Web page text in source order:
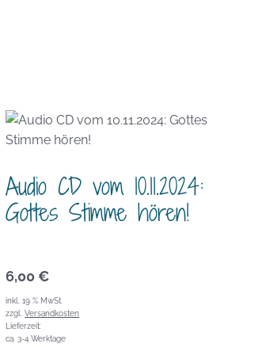
Audio CD vom 10.11.2024:
Gottes Stimme hören!
6,00 €
inkl. 19 % MwSt.
zzgl.Versandkosten
Lieferzeit:
ca. 3-4 Werktage